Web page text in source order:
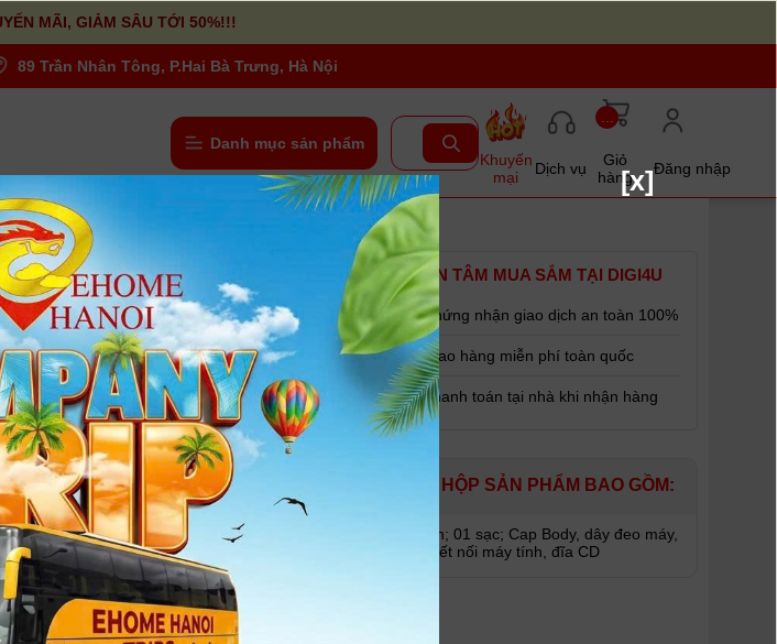
MÃI, GIẢM SÂU TỚI 50%!!!
89 Trần Nhân Tông, P.Hai Bà Trưng, Hà Nội
Danh mục sản phẩm
Khuyến
mại
Dịch vụ
Giỏ
hàng
Đăng nhập
Mark II (body)
| Tình trạng: Hết hàng
APS-C 20.2MP
kép DIGIC 6
View II 3" 1.04m-Dot
1080p/60 & Movie Servo AF
Type
1600, mở rộng 51200
tiếp 10fps
bỉ
YÊN TÂM MUA SẮM TẠI DIGI4U
Chứng nhận giao dịch an toàn 100%
Giao hàng miễn phí toàn quốc
Thanh toán tại nhà khi nhận hàng
HỘP SẢN PHẨM BAO GỒM:
01 pin; 01 sạc; Cap Body, dây đeo máy,
cáp kết nối máy tính, đĩa CD
[x]